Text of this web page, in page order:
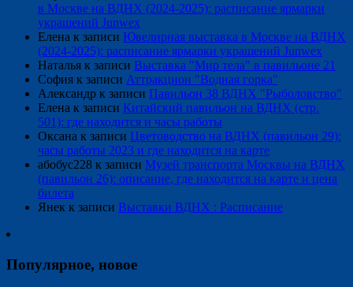
в Москве на ВДНХ (2024-2025): расписание ярмарки
украшений Junwex
Елена к записи Ювелирная выставка в Москве на ВДНХ
(2024-2025): расписание ярмарки украшений Junwex
Наталья к записи Выставка "Мир тела" в павильоне 21
София к записи Аттракцион "Водная горка"
Александр к записи Павильон 38 ВДНХ "Рыболовство"
Елена к записи Китайский павильон на ВДНХ (стр.
501): где находится и часы работы
Оксана к записи Цветоводство на ВДНХ (павильон 29):
часы работы 2023 и где находится на карте
абобус228 к записи Музей транспорта Москвы на ВДНХ
(павильон 26): описание, где находится на карте и цена
билета
Янек к записи Выставки ВДНХ : Расписание
Популярное, новое